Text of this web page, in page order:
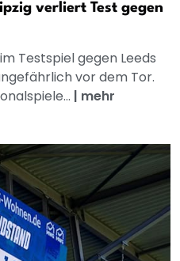
verliert Test gegen
Testspiel gegen Leeds
vor dem Tor.
| mehr